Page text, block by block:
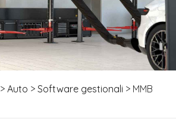
>Auto >Software gestionali > MMB